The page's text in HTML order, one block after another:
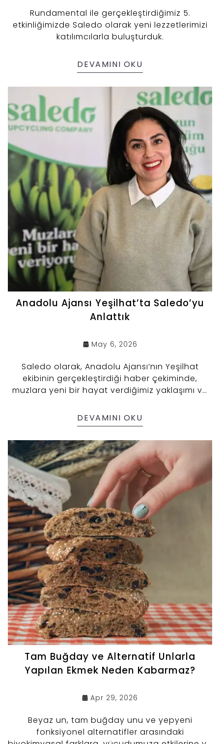
Rundamental ile gerçekleştirdiğimiz 5.
etkinliğimizde Saledo olarak yeni lezzetlerimizi
katılımcılarla buluşturduk.
DEVAMINI OKU
Anadolu Ajansı Yeşilhat’ta Saledo’yu
Anlattık
May 6, 2026
Saledo olarak, Anadolu Ajansı’nın Yeşilhat
ekibinin gerçekleştirdiği haber çekiminde,
muzlara yeni bir hayat verdiğimiz yaklaşımı ve
DEVAMINI OKU
Tam Buğday ve Alternatif Unlarla
Yapılan Ekmek Neden Kabarmaz?
Apr 29, 2026
Beyaz un, tam buğday unu ve yepyeni
fonksiyonel alternatifler arasındaki